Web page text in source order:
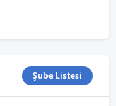
Şube Listesi